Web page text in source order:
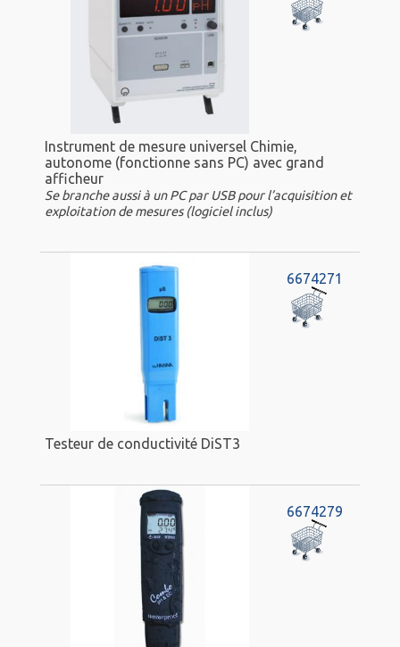
Instrument de mesure universel Chimie,
autonome (fonctionne sans PC) avec grand
afficheur
Se branche aussi à un PC par USB pour l’acquisition et
exploitation de mesures (logiciel inclus)
6674271
Testeur de conductivité DiST3
6674279